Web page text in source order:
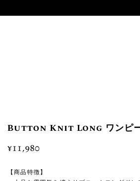
Button Knit Long ワンピ
¥11,980
【商品特徴】